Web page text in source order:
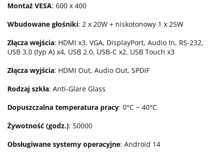
Montaż VESA: 600 x 400
Wbudowane głośniki: 2 x 20W + niskotonowy 1 x 25W
Złącza wejścia: HDMI x3, VGA, DisplayPort, Audio In, RS-232,
USB 3.0 (typ A) x4, USB 2.0, USB-C x2, USB Touch x3
Złącza wyjścia: HDMI Out, Audio Out, SPDIF
Rodzaj szkła: Anti-Glare Glass
Dopuszczalna temperatura pracy: 0°C ~ 40°C
Żywotność (godz.): 50000
Obsługiwane systemy operacyjne: Android 14